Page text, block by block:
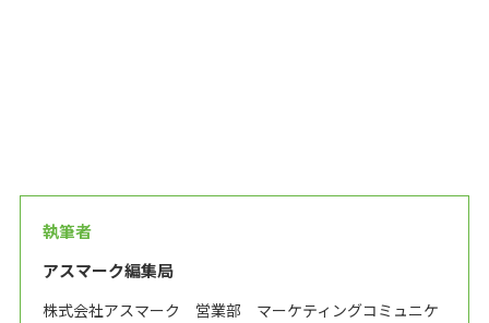
執筆者
アスマーク編集局
株式会社アスマーク 営業部 マーケティングコミュニケ